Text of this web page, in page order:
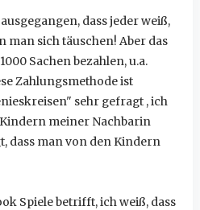
dass jeder weiß,
man sich täuschen! Aber das
Sachen bezahlen, u.a.
Zahlungsmethode ist
sehr gefragt , ich
meiner Nachbarin
dass man von den Kindern
Spiele betrifft, ich weiß, dass